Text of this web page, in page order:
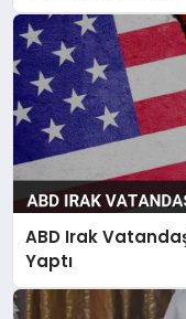
ABD Irak
Yaptı